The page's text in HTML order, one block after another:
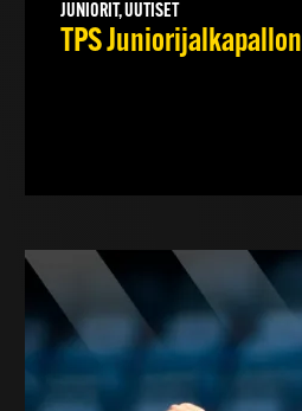
JUNIORIT, UUTISET
TPS